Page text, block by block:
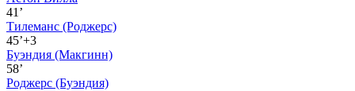
41’
Тилеманс (Роджерс)
45’+3
Буэндия (Макгинн)
58’
Роджерс (Буэндия)